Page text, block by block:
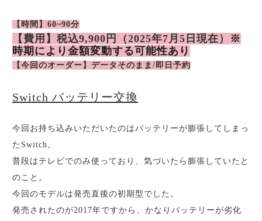
【時間】60~90分
【費用】税込9,900円（2025年7月5日現在） ※
時期により金額変動する可能性あり
【今回のオーダー】データそのまま/即日予約
Switch バッテリー交換
今回お持ち込みいただいたのはバッテリーが膨張してしまっ
たSwitch。
普段はテレビでのみ使っており、気づいたら膨張していたと
のこと。
今回のモデルは発売直後の初期型でした。
発売されたのが2017年ですから、かなりバッテリーが劣化